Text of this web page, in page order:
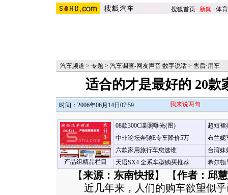
搜狐首页-新闻 -体育
汽车频道 > 专题 > 汽车调查-网友声音 数字说话 > 售后·用车
适合的才是最好的 20款
时间：2006年06月14日07:59 我来说两句
产品组精品栏目
08款300C谍照曝光(图)
中非论坛奔驰E专车降价5万
六款家用旅行车您选谁
天语SX4 全系车型购买推荐
超短裙
布兰妮
台湾妹
希尔顿
【来源：东南快报 】 【作者：邱慧
近几年来，人们的购车欲望似乎